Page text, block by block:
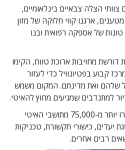
הצלה צבאיים בינלאומיים,
ארגנו קווי חלוקה של מזון
טונות של אספקה רפואית ובנו
מחויבות ארוכת טווח, הקימו
קבוע בפטיונוויל כדי לעזור
שלהם ואת מדינתם. המקום משמש
למתנדבים שמגיעים מחוץ להאיטי.
יועצים רוחניים מתנדבים הכשירו יותר מ-75,000 מתושבי האיטי
יעדים, כישורי תקשורת, טכניקות
רבים אחרים.